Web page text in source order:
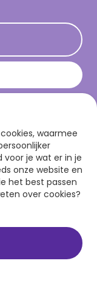
waarmee
voor je wat er in je
onze website en
het best passen
over cookies?